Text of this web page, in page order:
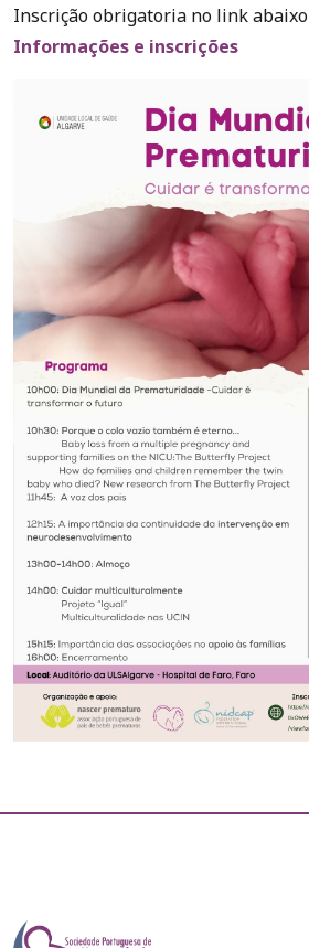
Inscrição obrigatoria no link abaixo
Informações e inscrições